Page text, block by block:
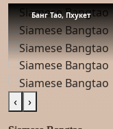
Банг Тао, Пхукет
‹ ›